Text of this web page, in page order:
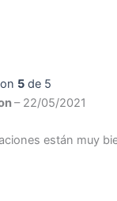
5de 5
– 22/05/2021
están muy